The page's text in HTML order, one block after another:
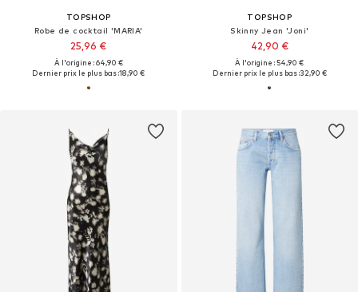
TOPSHOP
Robe de cocktail 'MARIA'
25,96 €
À l'origine : 64,90 €
Dernier prix le plus bas :18,90 €
TOPSHOP
Skinny Jean 'Joni'
42,90 €
À l'origine : 54,90 €
Dernier prix le plus bas :32,90 €